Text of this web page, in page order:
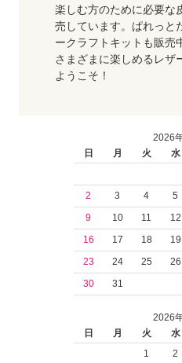
楽しむ方のために必要な
売しています。ぱれっと
ークラフトキットも販売
さまざまに楽しめるレザ
ようこそ！
2026
日
月 火 水
2
3 4 5
9
10 11 12
16
17 18 19
23
24 25 26
30
31
2026
日
月 火 水
1
2